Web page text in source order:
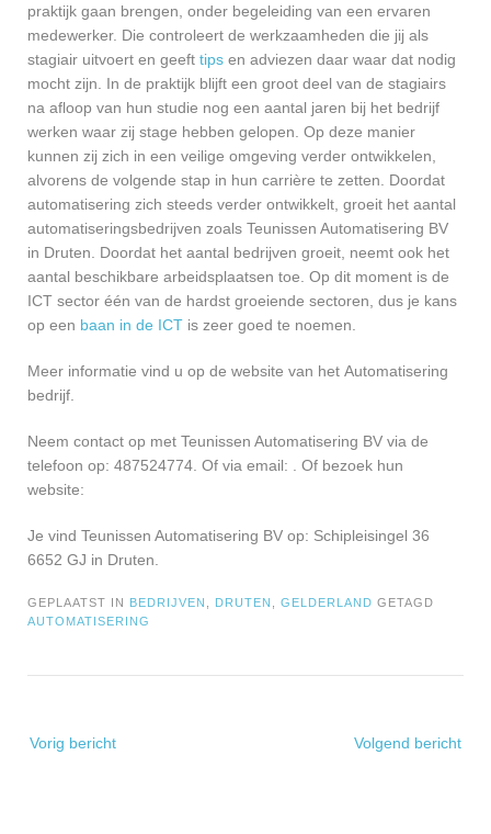
praktijk gaan brengen, onder begeleiding van een ervaren
medewerker. Die controleert de werkzaamheden die jij als
stagiair uitvoert en geeft tips en adviezen daar waar dat nodig
mocht zijn. In de praktijk blijft een groot deel van de stagiairs
na afloop van hun studie nog een aantal jaren bij het bedrijf
werken waar zij stage hebben gelopen. Op deze manier
kunnen zij zich in een veilige omgeving verder ontwikkelen,
alvorens de volgende stap in hun carrière te zetten. Doordat
automatisering zich steeds verder ontwikkelt, groeit het aantal
automatiseringsbedrijven zoals Teunissen Automatisering BV
in Druten. Doordat het aantal bedrijven groeit, neemt ook het
aantal beschikbare arbeidsplaatsen toe. Op dit moment is de
ICT sector één van de hardst groeiende sectoren, dus je kans
op een baan in de ICT is zeer goed te noemen.
Meer informatie vind u op de website van het Automatisering
bedrijf.
Neem contact op met Teunissen Automatisering BV via de
telefoon op: 487524774. Of via email:
. Of bezoek hun
website:
Je vind Teunissen Automatisering BV op: Schipleisingel 36
6652 GJ in Druten.
GEPLAATST IN BEDRIJVEN DRUTEN GELDERLAND GETAGD
AUTOMATISERING
navigatie
Vorig bericht Volgend bericht